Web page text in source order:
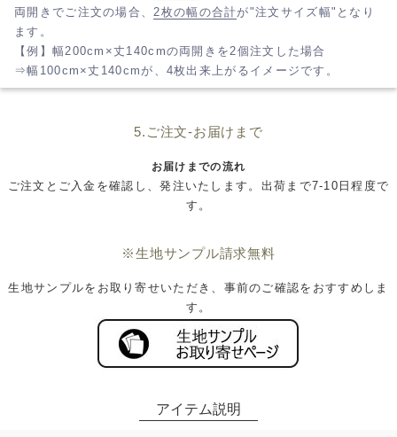
両開きでご注文の場合、 2枚の幅の合計が"注文サイズ幅"となり
ます。
【例】幅200cm×丈140cmの両開きを2個注文した場合
⇒幅100cm×丈140cmが、4枚出来上がるイメージです。
5.ご注文-お届けまで
お届けまでの流れ
ご注文とご入金を確認し、発注いたします。出荷まで7-10日程度で
す。
※生地サンプル請求無料
生地サンプルをお取り寄せいただき、事前のご確認をおすすめしま
す。